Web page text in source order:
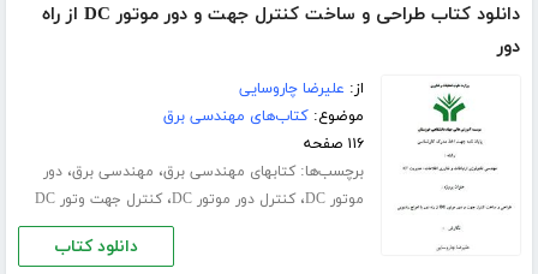
دانلود کتاب طراحی و ساخت کنترل جهت و دور موتور DC از راه
دور
از: علیرضا چاروسایی
موضوع:کتاب‌های مهندسی برق
۱۱۶ صفحه
برچسب‌ها:کتابهای مهندسی برق، مهندسی برق،دور
موتور DC
،کنترل دور موتور DC ،کنترل جهت وتور DC
دانلود کتاب